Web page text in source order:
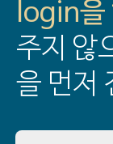
login을
주지 않
을 먼저